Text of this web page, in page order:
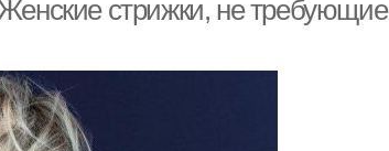
стрижки, не требующие